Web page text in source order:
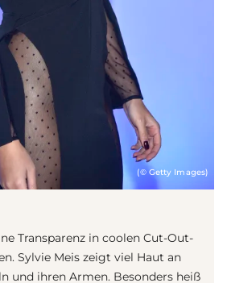
(© Getty Images)
Transparenz in coolen Cut-Out-
Sylvie Meis zeigt viel Haut an
und ihren Armen. Besonders heiß